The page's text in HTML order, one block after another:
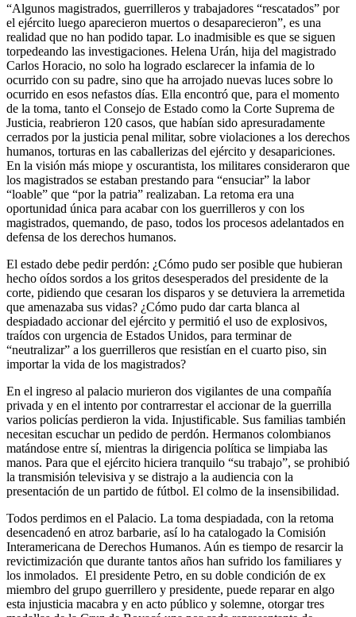
“Algunos magistrados, guerrilleros y trabajadores “rescatados” por
el ejército luego aparecieron muertos o desaparecieron”, es una
realidad que no han podido tapar. Lo inadmisible es que se siguen
torpedeando las investigaciones. Helena Urán, hija del magistrado
Carlos Horacio, no solo ha logrado esclarecer la infamia de lo
ocurrido con su padre, sino que ha arrojado nuevas luces sobre lo
ocurrido en esos nefastos días. Ella encontró que, para el momento
de la toma, tanto el Consejo de Estado como la Corte Suprema de
Justicia, reabrieron 120 casos, que habían sido apresuradamente
cerrados por la justicia penal militar, sobre violaciones a los derechos
humanos, torturas en las caballerizas del ejército y desapariciones.
En la visión más miope y oscurantista, los militares consideraron que
los magistrados se estaban prestando para “ensuciar” la labor
“loable” que “por la patria” realizaban. La retoma era una
oportunidad única para acabar con los guerrilleros y con los
magistrados, quemando, de paso, todos los procesos adelantados en
defensa de los derechos humanos.
El estado debe pedir perdón: ¿Cómo pudo ser posible que hubieran
hecho oídos sordos a los gritos desesperados del presidente de la
corte, pidiendo que cesaran los disparos y se detuviera la arremetida
que amenazaba sus vidas? ¿Cómo pudo dar carta blanca al
despiadado accionar del ejército y permitió el uso de explosivos,
traídos con urgencia de Estados Unidos, para terminar de
“neutralizar” a los guerrilleros que resistían en el cuarto piso, sin
importar la vida de los magistrados?
En el ingreso al palacio murieron dos vigilantes de una compañía
privada y en el intento por contrarrestar el accionar de la guerrilla
varios policías perdieron la vida. Injustificable. Sus familias también
necesitan escuchar un pedido de perdón. Hermanos colombianos
matándose entre sí, mientras la dirigencia política se limpiaba las
manos. Para que el ejército hiciera tranquilo “su trabajo”, se prohibió
la transmisión televisiva y se distrajo a la audiencia con la
presentación de un partido de fútbol. El colmo de la insensibilidad.
Todos perdimos en el Palacio. La toma despiadada, con la retoma
desencadenó en atroz barbarie, así lo ha catalogado la Comisión
Interamericana de Derechos Humanos. Aún es tiempo de resarcir la
revictimización que durante tantos años han sufrido los familiares y
los inmolados. El presidente Petro, en su doble condición de ex
miembro del grupo guerrillero y presidente, puede reparar en algo
esta injusticia macabra y en acto público y solemne, otorgar tres